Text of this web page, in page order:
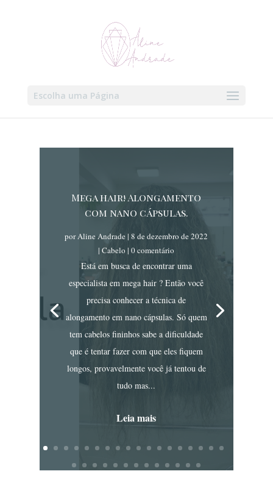
Escolha uma Página
Mega hair! Alongamento
com nano cápsulas.
porAline Andrade|8 de dezembro de 2022
|Cabelo | 0 comentário
Está em busca de encontrar uma
especialista em mega hair ? Então você
precisa conhecer a técnica de
alongamento em nano cápsulas. Só quem
tem cabelos fininhos sabe a dificuldade
que é tentar fazer com que eles fiquem
longos, provavelmente você já tentou de
tudo mas...
Leia mais